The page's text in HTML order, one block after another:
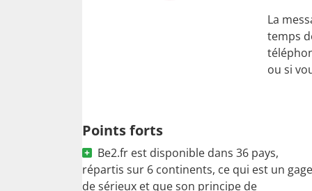
La
temps
ou si
Points forts
Be2.fr est disponible dans 36 pays,
répartis sur 6 continents, ce qui est un gage
de sérieux et que son principe de